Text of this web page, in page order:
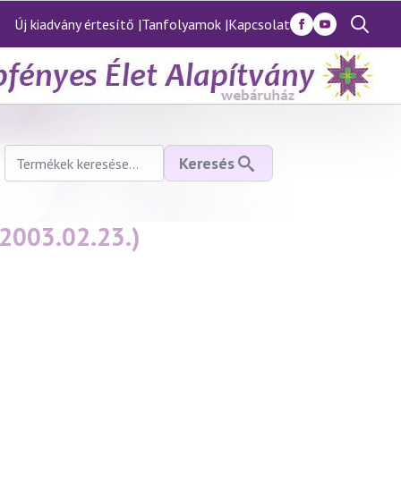
Új kiadvány értesítő |Tanfolyamok |Kapcsolat
Search
for:
Keresés
következőre:
Keresés